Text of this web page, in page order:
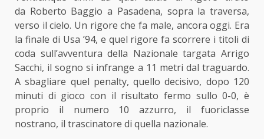
da Roberto Baggio a Pasadena, sopra la traversa,
verso il cielo. Un rigore che fa male, ancora oggi. Era
la finale di Usa ’94, e quel rigore fa scorrere i titoli di
coda sull’avventura della Nazionale targata Arrigo
Sacchi, il sogno si infrange a 11 metri dal traguardo.
A sbagliare quel penalty, quello decisivo, dopo 120
minuti di gioco con il risultato fermo sullo 0-0, è
proprio il numero 10 azzurro, il fuoriclasse
nostrano, il trascinatore di quella nazionale.